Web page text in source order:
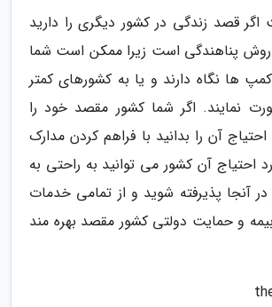
اگر قصد زندگی در کشور دیگری را دارید
روش پناهندگی است زیرا ممکن است شما
کمپ ها نگاه دارند و یا به کشورهای کمتر
نمایند. اگر شما کشور مقصد خود را
آن را بدانید با فراهم کردن مدارک
احتیاج آن کشور می توانید به راحتی به
آنجا پذیرفته شوید و از تمامی خدمات
و حمایت دولتی کشور مقصد بهره مند